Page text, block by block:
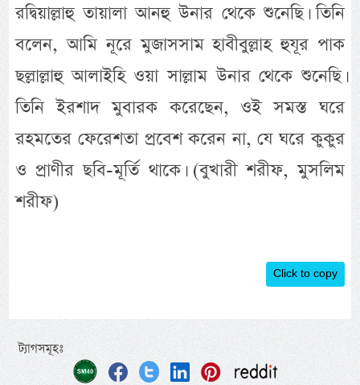
রদ্বিয়াল্লাহু তায়ালা আনহু উনার থেকে শুনেছি। তিনি
বলেন, আমি নূরে মুজাসসাম হাবীবুল্লাহ হুযূর পাক
ছল্লাল্লাহু আলাইহি ওয়া সাল্লাম উনার থেকে শুনেছি।
তিনি ইরশাদ মুবারক করেছেন, ওই সমস্ত ঘরে
রহমতের ফেরেশতা প্রবেশ করেন না, যে ঘরে কুকুর
ও প্রাণীর ছবি-মূর্তি থাকে। (বুখারী শরীফ, মুসলিম
শরীফ)
Click to copy
ট্যাগসমূহঃ